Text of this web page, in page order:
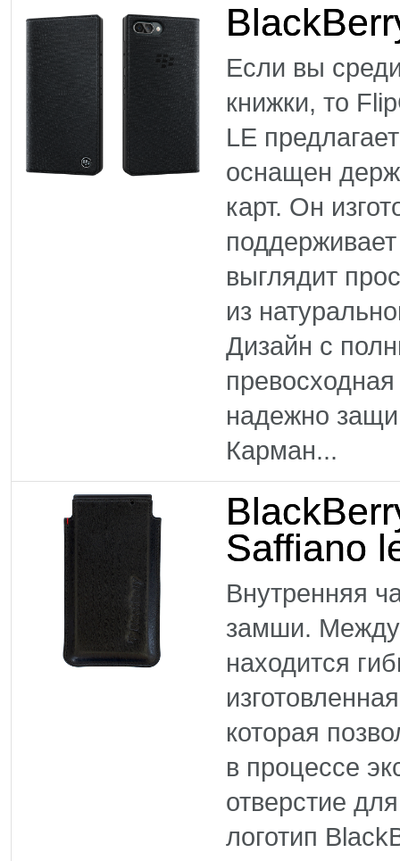
Если вы
книжки, то
LE
оснащен
карт. Он
выглядит
из
Дизайн с
надежно
Карман...
Saffiano
Внутренняя
замши.
находится
которая
в процессе
отверстие
логотип